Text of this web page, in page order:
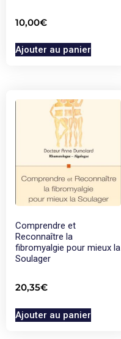
10,00€
Ajouter au panier
Comprendre et
Reconnaître la
fibromyalgie pour mieux la
Soulager
20,35€
Ajouter au panier